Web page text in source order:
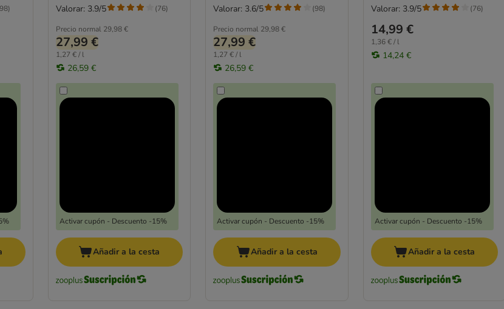
98)
Precio normal 29,98 €
27,99 €
1,27 € / l
26,59 €
Activar cupón - Descuento -15%
Valorar: 3.9/5 (76)
Añadir a la cesta
Precio normal 29,98 €
27,99 €
1,27 € / l
26,59 €
Activar cupón - Descuento -15%
Valorar: 3.6/5 (98)
Añadir a la cesta
14,99 €
1,36 € / l
14,24 €
Activar cupón - Descuento -15%
Valorar: 3.9/5 (76)
Añadir a la cesta